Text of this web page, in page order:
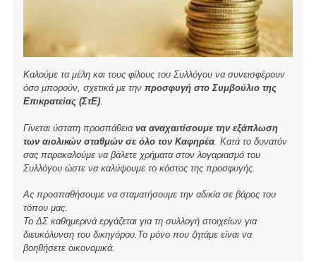
Καλούμε τα μέλη και τους φίλους του Συλλόγου να συνεισφέρουν
όσο μπορούν, σχετικά με την προσφυγή στο Συμβούλιο της
Επικρατείας (ΣτΕ).
Γίνεται ύστατη προσπάθεια να αναχαιτίσουμε την εξάπλωση
των αιολικών σταθμών σε όλο τον Καφηρέα. Κατά το δυνατόν
σας παρακαλούμε να βάλετε χρήματα στον λογαριασμό του
Συλλόγου ώστε να καλύψουμε το κόστος της προσφυγής.
Ας προσπαθήσουμε να σταματήσουμε την αδικία σε βάρος του
τόπου μας.
Το ΔΣ καθημερινά εργάζεται για τη συλλογή στοιχείων για
διευκόλυνση του δικηγόρου.Το μόνο που ζητάμε είναι να
βοηθήσετε οικονομικά.